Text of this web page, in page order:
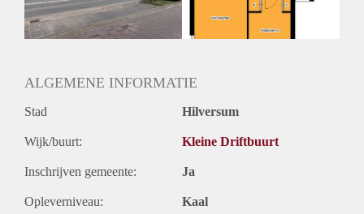
ALGEMENE INFORMATIE
Stad Hilversum
Wijk/buurt: Kleine Driftbuurt
Inschrijven gemeente: Ja
Opleverniveau: Kaal